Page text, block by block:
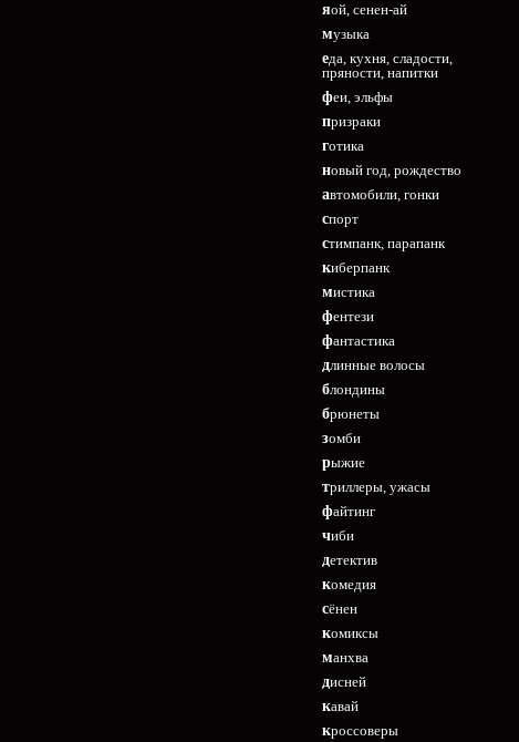
яой, сенен-ай
музыка
еда, кухня, сладости,
пряности, напитки
феи, эльфы
призраки
готика
новый год, рождество
автомобили, гонки
спорт
стимпанк, парапанк
киберпанк
мистика
фентези
фантастика
длинные волосы
блондины
брюнеты
зомби
рыжие
триллеры, ужасы
файтинг
чиби
детектив
комедия
сёнен
комиксы
манхва
дисней
кавай
кроссоверы